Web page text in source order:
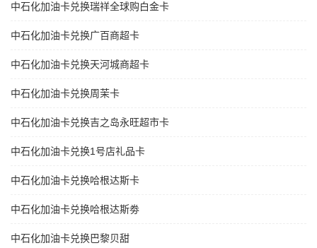
中石化加油卡兑换瑞祥全球购白金卡
中石化加油卡兑换广百商超卡
中石化加油卡兑换天河城商超卡
中石化加油卡兑换周茉卡
中石化加油卡兑换吉之岛永旺超市卡
中石化加油卡兑换1号店礼品卡
中石化加油卡兑换哈根达斯卡
中石化加油卡兑换哈根达斯劵
中石化加油卡兑换巴黎贝甜